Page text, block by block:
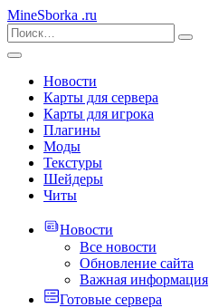
MineSborka .ru
Новости
Карты для сервера
Карты для игрока
Плагины
Моды
Текстуры
Шейдеры
Читы
Новости
Все новости
Обновление сайта
Важная информация
Готовые сервера